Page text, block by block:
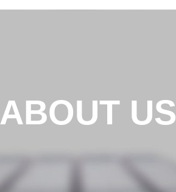
ABOUT US